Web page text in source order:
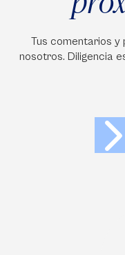
Tus comentarios y
nosotros. Diligencia